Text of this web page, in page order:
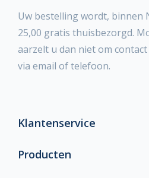
Uw bestelling wordt, binnen
25,00 gratis thuisbezorgd.
aarzelt u dan niet om
via email of telefoon.
Klantenservice
Producten